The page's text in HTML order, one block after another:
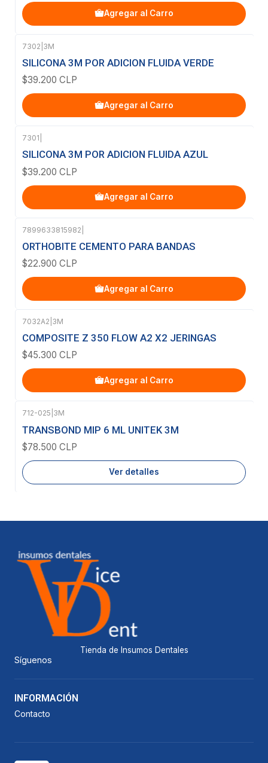
Agregar al Carro
7302 3M
SILICONA 3M POR ADICION FLUIDA VERDE
$39.200 CLP
Agregar al Carro
7301
SILICONA 3M POR ADICION FLUIDA AZUL
$39.200 CLP
Agregar al Carro
7899633815982
ORTHOBITE CEMENTO PARA BANDAS
$22.900 CLP
Agregar al Carro
7032A2 3M
COMPOSITE Z 350 FLOW A2 X2 JERINGAS
$45.300 CLP
Agregar al Carro
Agotado
712-025 3M
TRANSBOND MIP 6 ML UNITEK 3M
$78.500 CLP
Ver detalles
Tienda de Insumos Dentales
Síguenos
INFORMACIÓN
Contacto